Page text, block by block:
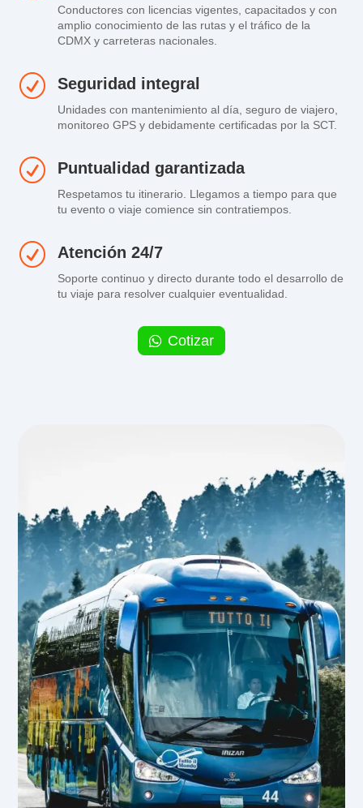
Conductores con licencias vigentes, capacitados y con
amplio conocimiento de las rutas y el tráfico de la
CDMX y carreteras nacionales.
R Seguridad integral
Unidades con mantenimiento al día, seguro de viajero,
monitoreo GPS y debidamente certificadas por la SCT.
R Puntualidad garantizada
Respetamos tu itinerario. Llegamos a tiempo para que
tu evento o viaje comience sin contratiempos.
R Atención 24/7
Soporte continuo y directo durante todo el desarrollo de
tu viaje para resolver cualquier eventualidad.
Cotizar